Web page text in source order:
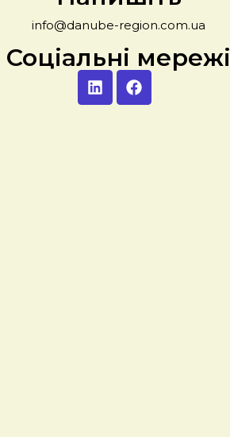
info@danube-region.com.ua
Соціальні мережі